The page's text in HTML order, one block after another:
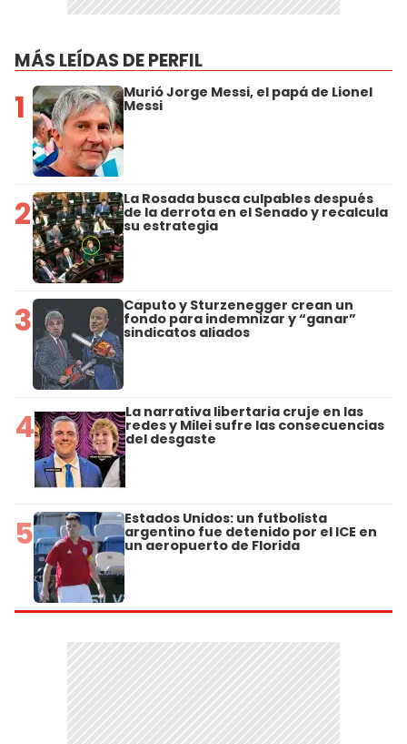
MÁS LEÍDAS DE PERFIL
1 Murió Jorge Messi, el papá de Lionel
Messi
2 La Rosada busca culpables después
de la derrota en el Senado y recalcula
su estrategia
3 Caputo y Sturzenegger crean un
fondo para indemnizar y “ganar”
sindicatos aliados
4 La narrativa libertaria cruje en las
redes y Milei sufre las consecuencias
del desgaste
5 Estados Unidos: un futbolista
argentino fue detenido por el ICE en
un aeropuerto de Florida